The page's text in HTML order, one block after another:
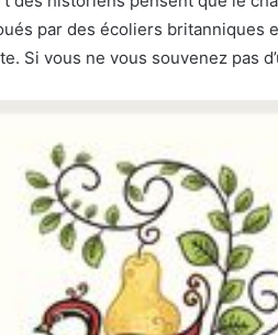
par des écoliers britanniques
Si vous ne vous souvenez pas